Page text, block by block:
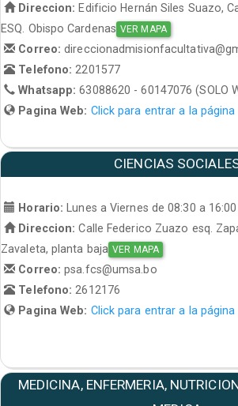
Direccion: Edificio Hernán Siles Suazo,
ESQ. Obispo Cardenas VER MAPA
Correo:
Telefono: 2201577
Whatsapp:63088620 - 60147076 (SOLO
Pagina Web: Click para entrar a la página
CIENCIAS
Horario:
Lunes a Viernes de 08:30 a 16:00
Direccion: Calle Federico Zuazo esq.
Zavaleta, planta baja VER MAPA
Correo:psa.fcs@umsa.bo
Telefono: 2612176
Pagina Web: Click para entrar a la página
MEDICINA, ENFERMERIA,